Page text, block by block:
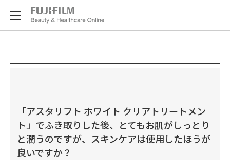
「アスタリフト ホワイト クリアトリートメン
ト」でふき取りした後、とてもお肌がしっとり
と潤うのですが、スキンケアは使用したほうが
良いですか？